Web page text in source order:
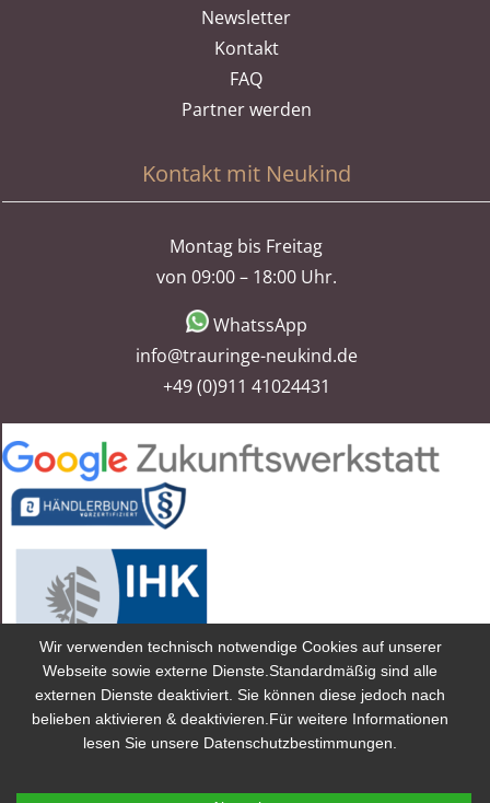
Newsletter
Kontakt
FAQ
Partner werden
Kontakt mit Neukind
Montag bis Freitag
von 09:00 – 18:00 Uhr.
WhatssApp
info@trauringe-neukind.de
+49 (0)911 41024431
2025 Trauringe Neukind® ist eine Marke von Trauringe Neukind
GmbH eingetragen in Deutschland und anderen Ländern.
Wir verwenden technisch notwendige Cookies auf unserer
Webseite sowie externe Dienste.Standardmäßig sind alle
externen Dienste deaktiviert. Sie können diese jedoch nach
belieben aktivieren & deaktivieren.Für weitere Informationen
lesen Sie unsere Datenschutzbestimmungen.